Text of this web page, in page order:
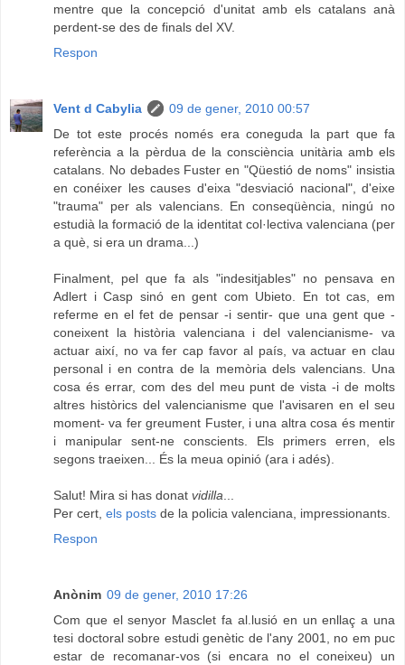
mentre que la concepció d'unitat amb els catalans anà
perdent-se des de finals del XV.
Respon
Vent d Cabylia
09 de gener, 2010 00:57
De tot este procés només era coneguda la part que fa
referència a la pèrdua de la consciència unitària amb els
catalans. No debades Fuster en "Qüestió de noms" insistia
en conéixer les causes d'eixa "desviació nacional", d'eixe
"trauma" per als valencians. En conseqüència, ningú no
estudià la formació de la identitat col·lectiva valenciana (per
a què, si era un drama...)
Finalment, pel que fa als "indesitjables" no pensava en
Adlert i Casp sinó en gent com Ubieto. En tot cas, em
referme en el fet de pensar -i sentir- que una gent que -
coneixent la història valenciana i del valencianisme- va
actuar així, no va fer cap favor al país, va actuar en clau
personal i en contra de la memòria dels valencians. Una
cosa és errar, com des del meu punt de vista -i de molts
altres històrics del valencianisme que l'avisaren en el seu
moment- va fer greument Fuster, i una altra cosa és mentir
i manipular sent-ne conscients. Els primers erren, els
segons traeixen... És la meua opinió (ara i adés).
Salut! Mira si has donat vidilla...
Per cert, els posts de la policia valenciana, impressionants.
Respon
Anònim 09 de gener, 2010 17:26
Com que el senyor Masclet fa al.lusió en un enllaç a una
tesi doctoral sobre estudi genètic de l'any 2001, no em puc
estar de recomanar-vos (si encara no el coneixeu) un